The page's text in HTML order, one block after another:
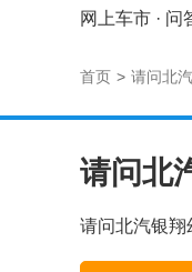
网上车市 · 问
首页 > 请问北
请问北
请问北汽银翔